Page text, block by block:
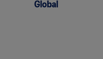
Global